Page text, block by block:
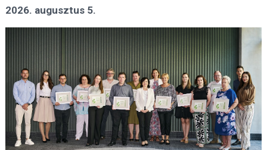
2026. augusztus 5.